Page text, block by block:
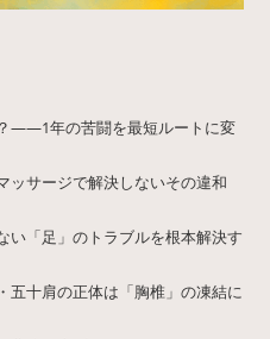
——1年の苦闘を最短ルートに変
ッサージで解決しないその違和
い「足」のトラブルを根本解決す
五十肩の正体は「胸椎」の凍結に